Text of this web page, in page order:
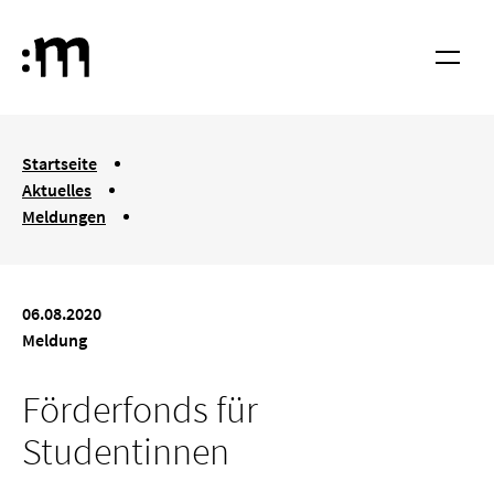
Hochschule für Musik und Tanz Köln Menü
You are here:
Startseite
Aktuelles
Meldungen
Förderfonds für Studentinnen
06.08.2020
Meldung
Förderfonds für
Studentinnen